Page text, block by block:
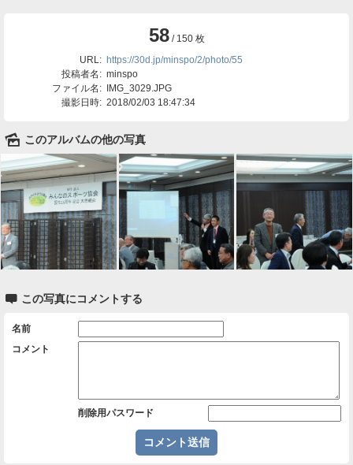
58 / 150 枚
URL: https://30d.jp/minspo/2/photo/55
投稿者名: minspo
ファイル名:
IMG_3029.JPG
撮影日時: 2018/02/03 18:47:34
🌄 このアルバムの他の写真
 この写真にコメントする
名前
コメント
削除用パスワード